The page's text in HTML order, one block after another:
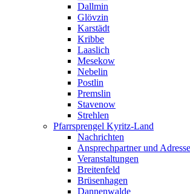
Dallmin
Glövzin
Karstädt
Kribbe
Laaslich
Mesekow
Nebelin
Postlin
Premslin
Stavenow
Strehlen
Pfarrsprengel Kyritz-Land
Nachrichten
Ansprechpartner und
Veranstaltungen
Breitenfeld
Brüsenhagen
Dannenwalde